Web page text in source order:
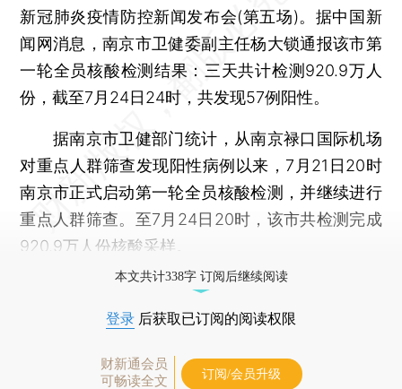
新冠肺炎疫情防控新闻发布会(第五场)。据中国新
闻网消息，南京市卫健委副主任杨大锁通报该市第
一轮全员核酸检测结果：三天共计检测920.9万人
份，截至7月24日24时，共发现57例阳性。
据南京市卫健部门统计，从南京禄口国际机场
对重点人群筛查发现阳性病例以来，7月21日20时
南京市正式启动第一轮全员核酸检测，并继续进行
重点人群筛查。至7月24日20时，该市共检测完成
920.9万人份核酸采样。
本文共计338字 订阅后继续阅读
登录 后获取已订阅的阅读权限
财新通会员
可畅读全文
订阅/会员升级